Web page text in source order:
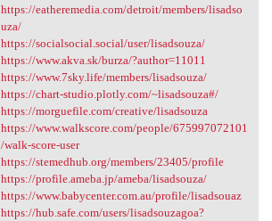
https://eatheremedia.com/detroit/members/lisadso
uza/
https://socialsocial.social/user/lisadsouza/
https://www.akva.sk/burza/?author=11011
https://www.7sky.life/members/lisadsouza/
https://chart-studio.plotly.com/~lisadsouza#/
https://morguefile.com/creative/lisadsouza
https://www.walkscore.com/people/675997072101
/walk-score-user
https://stemedhub.org/members/23405/profile
https://profile.ameba.jp/ameba/lisadsouza/
https://www.babycenter.com.au/profile/lisadsouaz
https://hub.safe.com/users/lisadsouzagoa?